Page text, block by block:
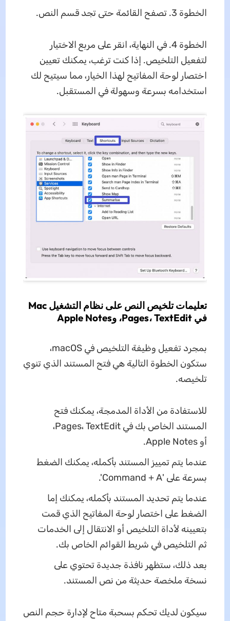
الخطوة 3. تصفح القائمة حتى تجد قسم النص.
الخطوة 4. في النهاية، انقر على مربع الاختيار
لتفعيل التلخيص. إذا كنت ترغب، يمكنك تعيين
اختصار لوحة المفاتيح لهذا الخيار، مما سيتيح لك
استخدامه بسرعة وسهولة في المستقبل.
تعليمات تلخيص النص على نظام التشغيل Mac
في Pages، TextEdit، وApple Notes
بمجرد تفعيل وظيفة التلخيص في macOS،
ستكون الخطوة التالية هي فتح المستند الذي تنوي
تلخيصه.
للاستفادة من الأداة المدمجة، يمكنك فتح
المستند الخاص بك في Pages، TextEdit،
أو Apple Notes.
عندما يتم تمييز المستند بأكمله، يمكنك الضغط
بسرعة على 'Command + A'.
عندما يتم تحديد المستند بأكمله، يمكنك إما
الضغط على اختصار لوحة المفاتيح الذي قمت
بتعيينه لأداة التلخيص أو الانتقال إلى الخدمات
ثم التلخيص في شريط القوائم الخاص بك.
بعد ذلك، ستظهر نافذة جديدة تحتوي على
نسخة ملخصة حديثة من نص المستند.
سيكون لديك تحكم بسحبة متاح لإدارة حجم النص